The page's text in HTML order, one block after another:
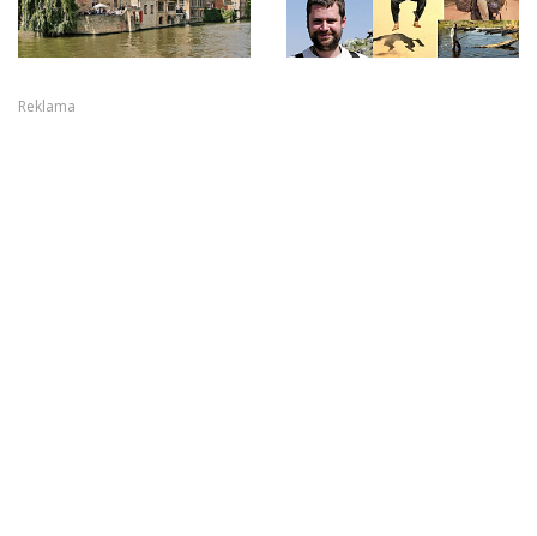
Reklama